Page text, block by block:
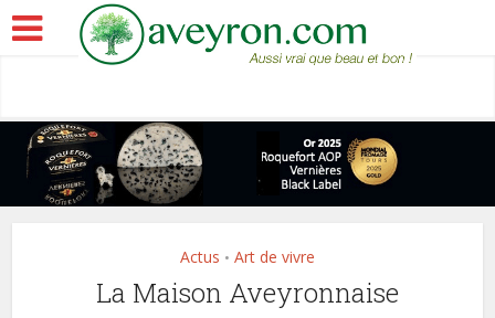
Actus • Art de vivre
La Maison Aveyronnaise